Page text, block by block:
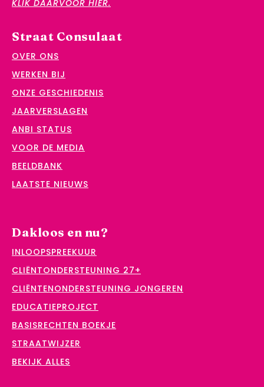
KLIK DAARVOOR HIER.
Straat Consulaat
OVER ONS
WERKEN BIJ
ONZE GESCHIEDENIS
JAARVERSLAGEN
ANBI STATUS
VOOR DE MEDIA
BEELDBANK
LAATSTE NIEUWS
Dakloos en nu?
INLOOPSPREEKUUR
CLIËNTONDERSTEUNING 27+
CLIËNTENONDERSTEUNING JONGEREN
EDUCATIEPROJECT
BASISRECHTEN BOEKJE
STRAATWIJZER
BEKIJK ALLES